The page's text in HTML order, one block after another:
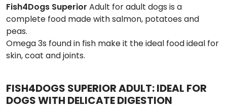
Fish4Dogs Superior Adult for adult dogs is a
complete food made with salmon, potatoes and
peas.
Omega 3s found in fish make it the ideal food ideal for
skin, coat and joints.
FISH4DOGS SUPERIOR ADULT: IDEAL FOR
DOGS WITH DELICATE DIGESTION